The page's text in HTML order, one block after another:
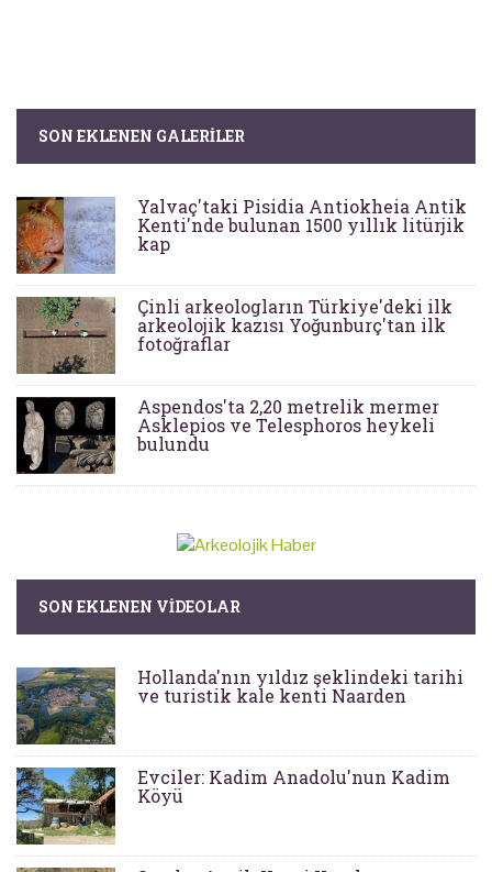
SON EKLENEN GALERILER
Yalvaç'taki Pisidia Antiokheia Antik
Kenti'nde bulunan 1500 yıllık litürjik
kap
Çinli arkeologların Türkiye'deki ilk
arkeolojik kazısı Yoğunburç'tan ilk
fotoğraflar
Aspendos'ta 2,20 metrelik mermer
Asklepios ve Telesphoros heykeli
bulundu
SON EKLENEN VIDEOLAR
Hollanda'nın yıldız şeklindeki tarihi
ve turistik kale kenti Naarden
Evciler: Kadim Anadolu'nun Kadim
Köyü